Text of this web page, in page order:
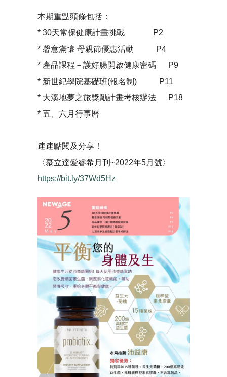
本期重點頭條包括：
* 30天常保健康計畫挑戰 P2
* 馨意滿懷 母親節優惠活動 P4
* 產品課程－護好腸開啟健康密碼 P9
* 新世紀學院基礎班(報名制) P11
* 大溪地夢之旅獎勵計畫考核辦法 P18
* 五、六月行事曆
速速點閱及分享！
〈慕立達愛睿希月刊~2022年5月號〉
https://bit.ly/37Wd5Hz